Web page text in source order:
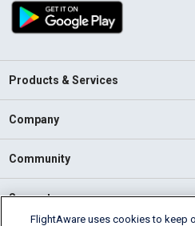
Products & Services
Company
Community
Support
FlightAware uses cookies to keep